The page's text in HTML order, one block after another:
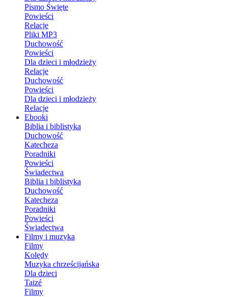
Pismo Święte
Powieści
Relacje
Pliki MP3
Duchowość
Powieści
Dla dzieci i młodzieży
Relacje
Duchowość
Powieści
Dla dzieci i młodzieży
Relacje
Ebooki
Biblia i biblistyka
Duchowość
Katecheza
Poradniki
Powieści
Świadectwa
Biblia i biblistyka
Duchowość
Katecheza
Poradniki
Powieści
Świadectwa
Filmy i muzyka
Filmy
Kolędy
Muzyka chrześcijańska
Dla dzieci
Taizé
Filmy